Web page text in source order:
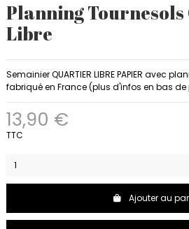
Planning
Libre
Semainier QUARTIER LIBRE PAPIER avec
fabriqué en France (plus d'infos en bas
13,90 €
TTC
Ajouter au